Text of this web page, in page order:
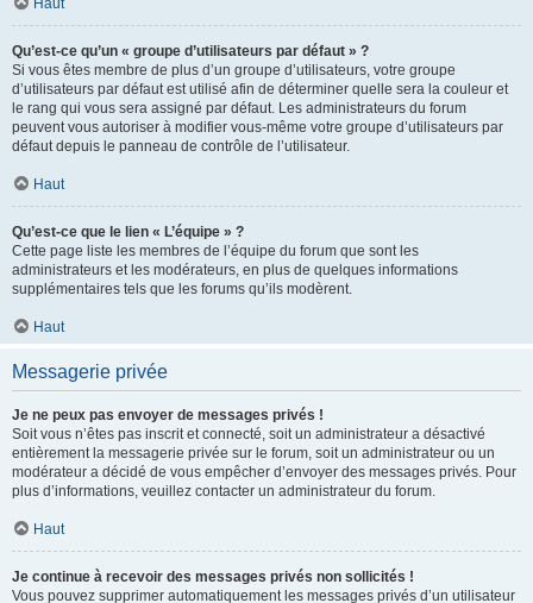
Haut
Qu’est-ce qu’un « groupe d’utilisateurs par défaut » ?
Si vous êtes membre de plus d’un groupe d’utilisateurs, votre groupe
d’utilisateurs par défaut est utilisé afin de déterminer quelle sera la couleur et
le rang qui vous sera assigné par défaut. Les administrateurs du forum
peuvent vous autoriser à modifier vous-même votre groupe d’utilisateurs par
défaut depuis le panneau de contrôle de l’utilisateur.
Haut
Qu’est-ce que le lien « L’équipe » ?
Cette page liste les membres de l’équipe du forum que sont les
administrateurs et les modérateurs, en plus de quelques informations
supplémentaires tels que les forums qu’ils modèrent.
Haut
Messagerie privée
Je ne peux pas envoyer de messages privés !
Soit vous n’êtes pas inscrit et connecté, soit un administrateur a désactivé
entièrement la messagerie privée sur le forum, soit un administrateur ou un
modérateur a décidé de vous empêcher d’envoyer des messages privés. Pour
plus d’informations, veuillez contacter un administrateur du forum.
Haut
Je continue à recevoir des messages privés non sollicités !
Vous pouvez supprimer automatiquement les messages privés d’un utilisateur